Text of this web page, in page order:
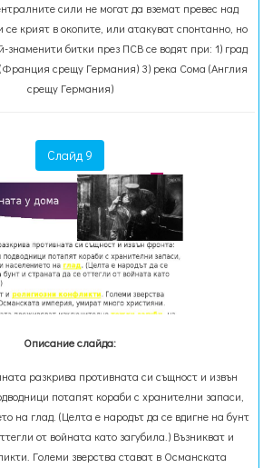
сили не могат да вземат превес над
се крият в окопите, или атакуват спонтанно, но
знаменити битки през ПСВ се водят при: 1) град
срещу Германия) 3) река Сома (Англия
срещу Германия)
Слайд 9
Описание слайда:
разкрива противната си същност и извън
потапят кораби с хранителни запаси,
на глад. (Целта е народът да се вдигне на бунт
от войната като загубила.) Възникват и
Големи зверства стават в Османската